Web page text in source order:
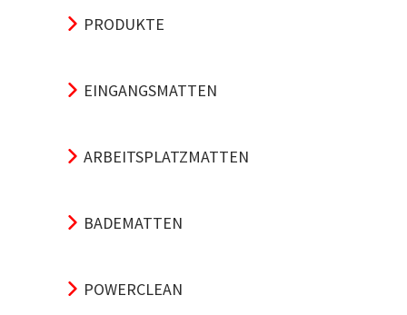
PRODUKTE
EINGANGSMATTEN
ARBEITSPLATZMATTEN
BADEMATTEN
POWERCLEAN